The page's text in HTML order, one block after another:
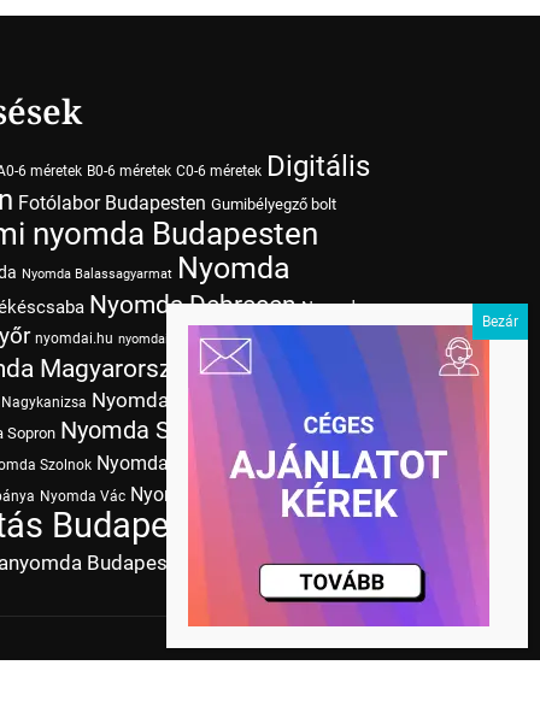
6 méretek B0-6 méretek C0-6 méretek Digitális
Fotólabor Budapesten Gumibélyegző bolt
nyomda Budapesten
Nyomda Balassagyarmat Nyomda
Nyomda Debrecen Nyomda
nyomdai.hu nyomdai színek Nyomda Kaposvár
Magyarország Nyomda Miskolc
Nyomda Nyíregyháza Nyomda
Sopron Nyomda Szeged Nyomda
Szolnok Nyomda Szombathely Nyomda
Nyomda Vác Nyomda Zalaegerszeg Nyomda
Budapesten
Budapesten Tudásbázis